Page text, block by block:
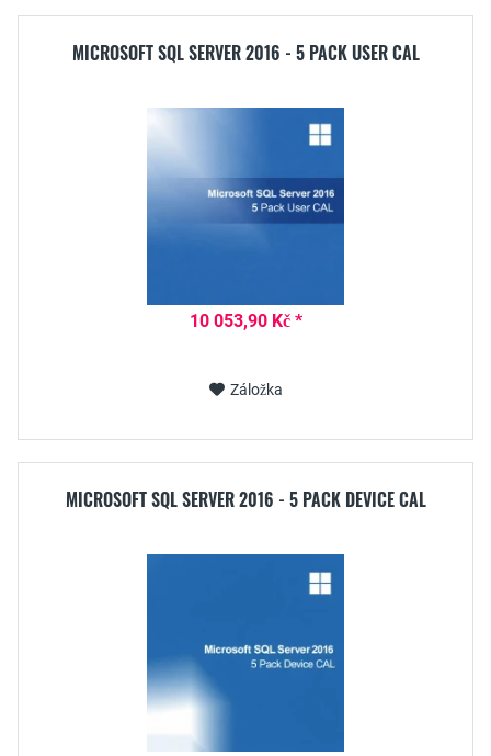
MICROSOFT SQL SERVER 2016 - 5 PACK USER CAL
10 053,90 Kč *
Záložka
MICROSOFT SQL SERVER 2016 - 5 PACK DEVICE CAL